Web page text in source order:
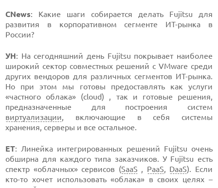
CNews: Какие шаги собирается делать Fujitsu для
развития в корпоративном сегменте ИТ-рынка в
России?
УН: На сегодняшний день Fujitsu покрывает наиболее
широкий сектор совместных решений с VMware среди
других вендоров для различных сегментов ИТ-рынка.
Но при этом мы готовы предоставлять как услуги
«частного облака» (cloud) , так и готовые решения,
предназначенные для построения систем
виртуализации, включающие в себя системы
хранения, серверы и все остальное.
ЕТ: Линейка интегрированных решений Fujitsu очень
обширна для каждого типа заказчиков. У Fujitsu есть
спектр «облачных» сервисов (SaaS , PaaS, DaaS). Если
кто-то хочет использовать «облака» в своих целях –